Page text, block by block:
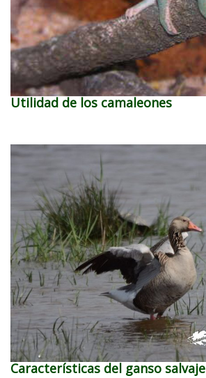
Utilidad de los camaleones
Características del ganso salvaje